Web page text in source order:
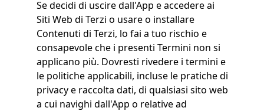
Se decidi di uscire dall'App e accedere ai
Siti Web di Terzi o usare o installare
Contenuti di Terzi, lo fai a tuo rischio e
consapevole che i presenti Termini non si
applicano più. Dovresti rivedere i termini e
le politiche applicabili, incluse le pratiche di
privacy e raccolta dati, di qualsiasi sito web
a cui navighi dall'App o relative ad